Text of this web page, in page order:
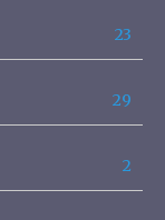
23
29
2